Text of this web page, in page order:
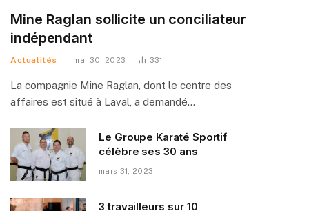
Mine Raglan sollicite un conciliateur
indépendant
Actualités mai 30, 2023 331
La compagnie Mine Raglan, dont le centre des
affaires est situé à Laval, a demandé…
Le Groupe Karaté Sportif
célèbre ses 30 ans
mars 31, 2023
3 travailleurs sur 10